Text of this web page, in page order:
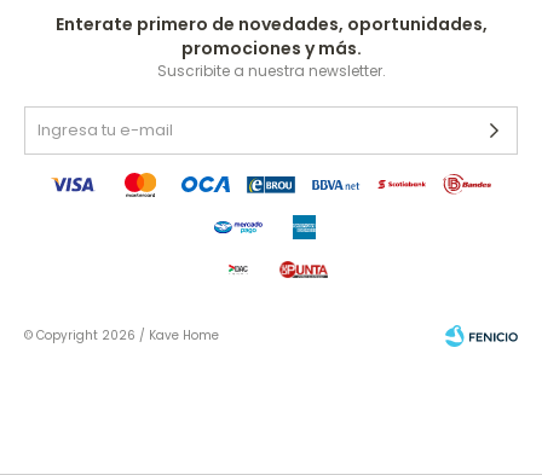
Enterate primero de novedades, oportunidades,
promociones y más.
Suscribite a nuestra newsletter.
© Copyright 2026 / Kave Home